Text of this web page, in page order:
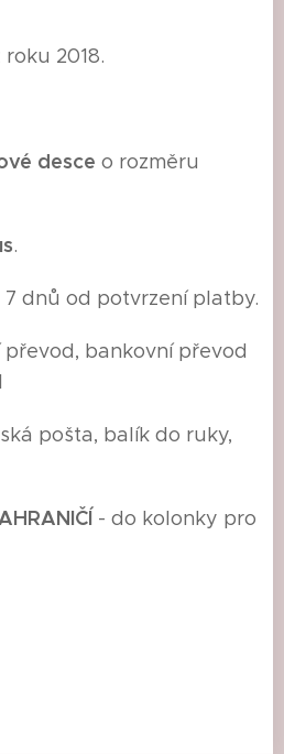
2018.
desce o rozměru
.
7 dnů od potvrzení platby.
převod, bankovní převod
pošta, balík do ruky,
- do kolonky pro